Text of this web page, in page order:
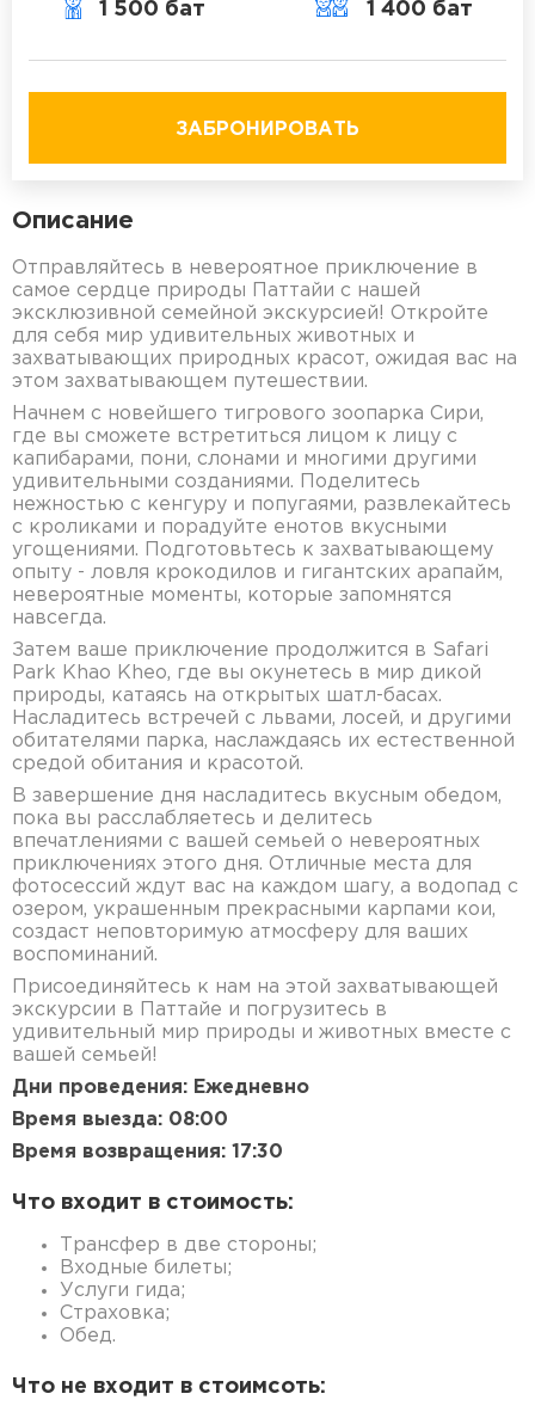
1 500 бат 1 400 бат
ЗАБРОНИРОВАТЬ
Описание
Отправляйтесь в невероятное приключение в
самое сердце природы Паттайи с нашей
эксклюзивной семейной экскурсией! Откройте
для себя мир удивительных животных и
захватывающих природных красот, ожидая вас на
этом захватывающем путешествии.
Начнем с новейшего тигрового зоопарка Сири,
где вы сможете встретиться лицом к лицу с
капибарами, пони, слонами и многими другими
удивительными созданиями. Поделитесь
нежностью с кенгуру и попугаями, развлекайтесь
с кроликами и порадуйте енотов вкусными
угощениями. Подготовьтесь к захватывающему
опыту - ловля крокодилов и гигантских арапайм,
невероятные моменты, которые запомнятся
навсегда.
Затем ваше приключение продолжится в Safari
Park Khao Kheo, где вы окунетесь в мир дикой
природы, катаясь на открытых шатл-басах.
Насладитесь встречей с львами, лосей, и другими
обитателями парка, наслаждаясь их естественной
средой обитания и красотой.
В завершение дня насладитесь вкусным обедом,
пока вы расслабляетесь и делитесь
впечатлениями с вашей семьей о невероятных
приключениях этого дня. Отличные места для
фотосессий ждут вас на каждом шагу, а водопад с
озером, украшенным прекрасными карпами кои,
создаст неповторимую атмосферу для ваших
воспоминаний.
Присоединяйтесь к нам на этой захватывающей
экскурсии в Паттайе и погрузитесь в
удивительный мир природы и животных вместе с
вашей семьей!
Дни проведения: Ежедневно
Время выезда: 08:00
Время возвращения: 17:30
Что входит в стоимость:
Трансфер в две стороны;
Входные билеты;
Услуги гида;
Страховка;
Обед.
Что не входит в стоимсоть: